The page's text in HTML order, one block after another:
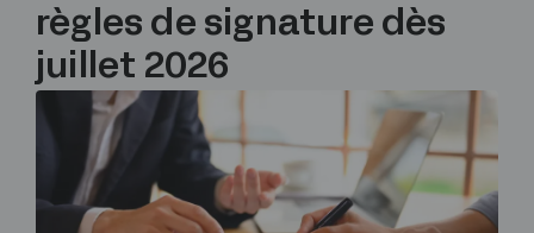
règles de signature dès
juillet 2026